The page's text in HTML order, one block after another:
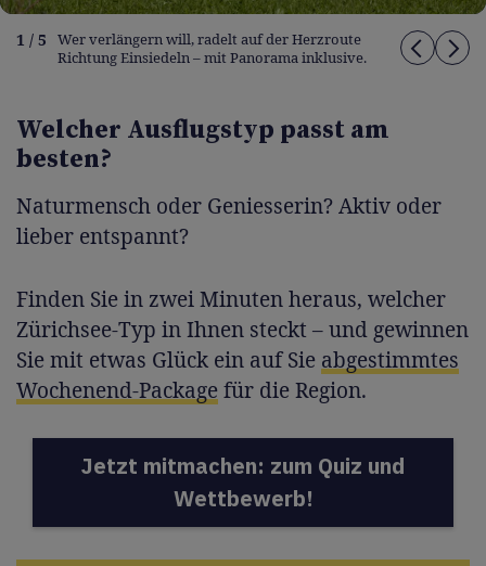
1 / 5
Wer verlängern will, radelt auf der Herzroute
Richtung Einsiedeln – mit Panorama inklusive.
Welcher Ausflugstyp passt am
besten?
Naturmensch oder Geniesserin? Aktiv oder
lieber entspannt?
Finden Sie in zwei Minuten heraus, welcher
Zürichsee-Typ in Ihnen steckt – und gewinnen
Sie mit etwas Glück ein auf Sie abgestimmtes
Wochenend-Packagefür die Region.
Jetzt mitmachen: zum Quiz und
Wettbewerb!